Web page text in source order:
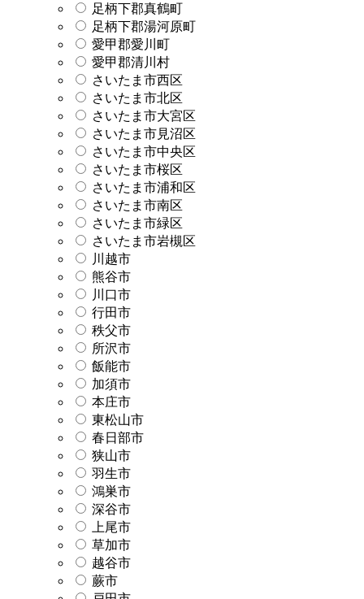
足柄下郡真鶴町
足柄下郡湯河原町
愛甲郡愛川町
愛甲郡清川村
さいたま市西区
さいたま市北区
さいたま市大宮区
さいたま市見沼区
さいたま市中央区
さいたま市桜区
さいたま市浦和区
さいたま市南区
さいたま市緑区
さいたま市岩槻区
川越市
熊谷市
川口市
行田市
秩父市
所沢市
飯能市
加須市
本庄市
東松山市
春日部市
狭山市
羽生市
鴻巣市
深谷市
上尾市
草加市
越谷市
蕨市